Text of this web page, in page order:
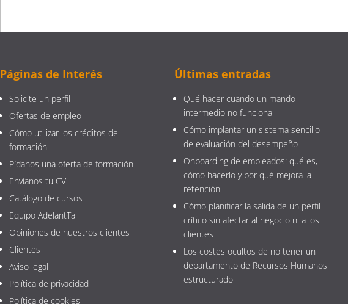
Páginas de Interés
Solicite un perfil
Ofertas de empleo
Cómo utilizar los créditos de
formación
Pídanos una oferta de formación
Envíanos tu CV
Catálogo de cursos
Equipo AdelantTa
Opiniones de nuestros clientes
Clientes
Aviso legal
Política de privacidad
Política de cookies
Últimas entradas
Qué hacer cuando un mando
intermedio no funciona
Cómo implantar un sistema sencillo
de evaluación del desempeño
Onboarding de empleados: qué es,
cómo hacerlo y por qué mejora la
retención
Cómo planificar la salida de un perfil
crítico sin afectar al negocio ni a los
clientes
Los costes ocultos de no tener un
departamento de Recursos Humanos
estructurado